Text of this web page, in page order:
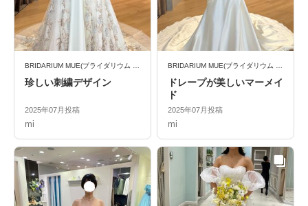
珍しい刺繍デザイン
2025年07月投稿
mi
ドレープが美しいマーメイ
ド
2025年07月投稿
mi